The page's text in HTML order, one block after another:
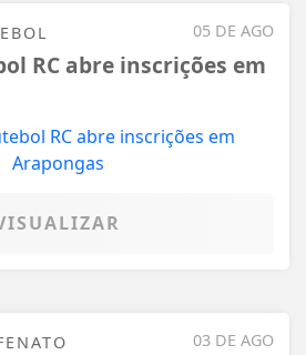
05 DE AGO
RC abre inscrições em
03 DE AGO